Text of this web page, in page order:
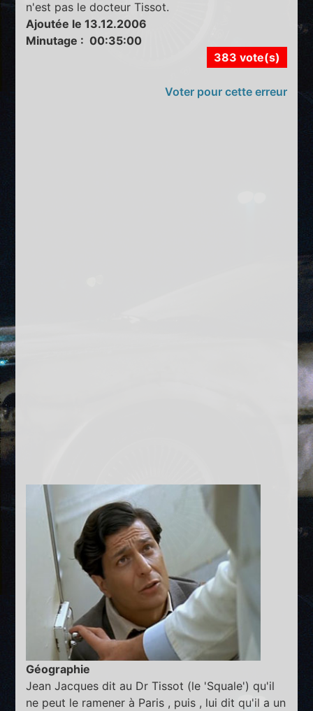
n'est pas le docteur Tissot.
Ajoutée le 13.12.2006
Minutage : 00:35:00
383 vote(s)
Voter pour cette erreur
Géographie
Jean Jacques dit au Dr Tissot (le 'Squale') qu'il
ne peut le ramener à Paris , puis , lui dit qu'il a un